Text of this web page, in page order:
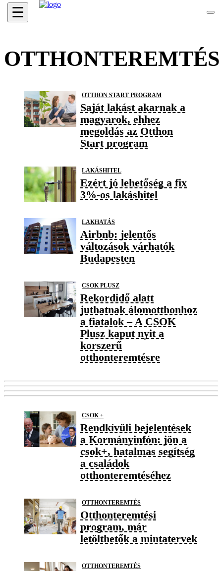
☰
OTTHONTEREMTÉS
OTTHON START PROGRAM
Saját lakást akarnak a
magyarok, ehhez
megoldás az Otthon
Start program
LAKÁSHITEL
Ezért jó lehetőség a fix
3%-os lakáshitel
LAKHATÁS
Airbnb: jelentős
változások várhatók
Budapesten
CSOK PLUSZ
Rekordidő alatt
juthatnak álomotthonhoz
a fiatalok – A CSOK
Plusz kaput nyit a
korszerű
otthonteremtésre
CSOK +
Rendkívüli bejelentések
a Kormányinfón: jön a
csok+, hatalmas segítség
a családok
otthonteremtéséhez
OTTHONTEREMTÉS
Otthonteremtési
program, már
letölthetők a mintatervek
OTTHONTEREMTÉS